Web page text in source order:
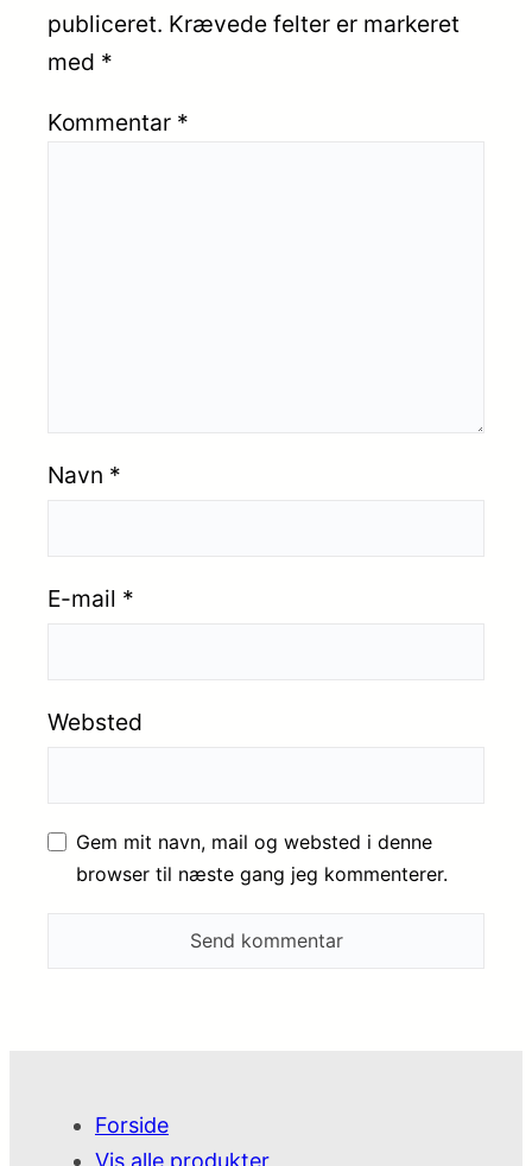
publiceret. Krævede felter er markeret
med *
Kommentar *
Navn *
E-mail *
Websted
Gem mit navn, mail og websted i denne
browser til næste gang jeg kommenterer.
Forside